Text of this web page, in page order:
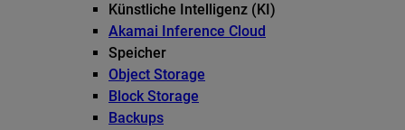
Künstliche Intelligenz (KI)
Akamai Inference Cloud
Speicher
Object Storage
Block Storage
Backups